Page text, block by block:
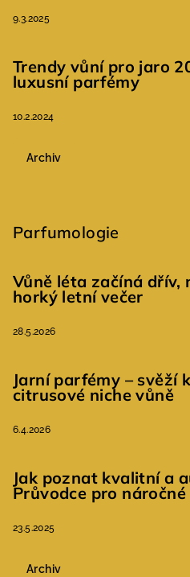
9.3.2025
Trendy vůní pro jaro
luxusní parfémy
10.2.2024
Archiv
Parfumologie
Vůně léta začíná dřív,
horký letní večer
28.5.2026
Jarní parfémy – svěží
citrusové niche vůně
6.4.2026
Jak poznat kvalitní a
Průvodce pro
23.5.2025
Archiv